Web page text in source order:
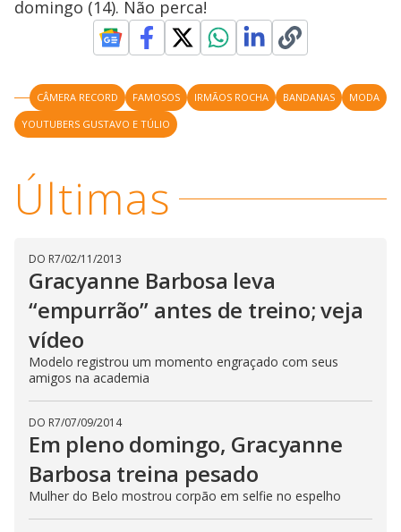
y
V
i
d
e
o
o
domingo (14). Não perca!
CÂMERA RECORD FAMOSOS IRMÃOS ROCHA BANDANAS
MODA
YOUTUBERS GUSTAVO E TÚLIO
Últimas
DO R7/02/11/2013
Gracyanne Barbosa leva
“empurrão” antes de treino; veja
vídeo
Modelo registrou um momento engraçado com seus
amigos na academia
DO R7/07/09/2014
Em pleno domingo, Gracyanne
Barbosa treina pesado
Mulher do Belo mostrou corpão em selfie no espelho